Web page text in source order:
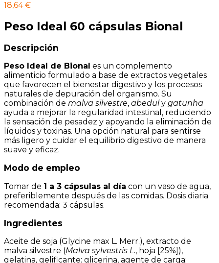
18,64€
Peso Ideal 60 cápsulas Bional
Descripción
Peso Ideal de Bional es un complemento
alimenticio formulado a base de extractos vegetales
que favorecen el bienestar digestivo y los procesos
naturales de depuración del organismo. Su
combinación de malva silvestre, abeduly gatunha
ayuda a mejorar la regularidad intestinal, reduciendo
la sensación de pesadez y apoyando la eliminación de
líquidos y toxinas. Una opción natural para sentirse
más ligero y cuidar el equilibrio digestivo de manera
suave y eficaz.
Modo de empleo
Tomar de 1 a 3 cápsulas al día con un vaso de agua,
preferiblemente después de las comidas. Dosis diaria
recomendada: 3 cápsulas.
Ingredientes
Aceite de soja (Glycine max L. Merr.), extracto de
malva silvestre (Malva sylvestris L., hoja [25%]),
gelatina, gelificante: glicerina, agente de carga: